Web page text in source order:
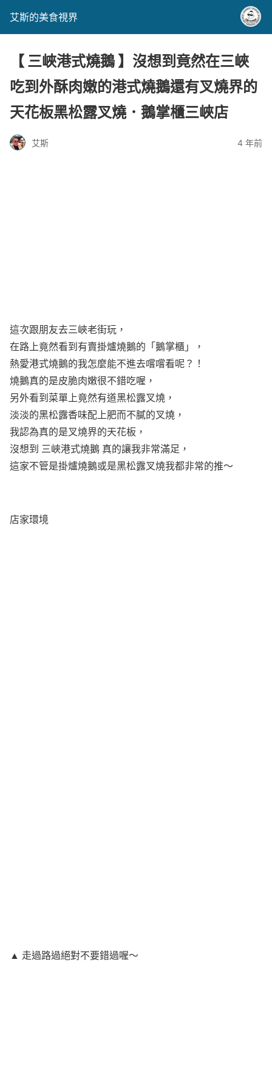
艾斯的美食視界
【 三峽港式燒鵝 】沒想到竟然在三峽
吃到外酥肉嫩的港式燒鵝還有叉燒界的
天花板黑松露叉燒．鵝掌櫃三峽店
艾斯 4 年前
這次跟朋友去三峽老街玩，
在路上竟然看到有賣掛爐燒鵝的「鵝掌櫃」，
熱愛港式燒鵝的我怎麼能不進去嚐嚐看呢？！
燒鵝真的是皮脆肉嫩很不錯吃喔，
另外看到菜單上竟然有道黑松露叉燒，
淡淡的黑松露香味配上肥而不膩的叉燒，
我認為真的是叉燒界的天花板，
沒想到 三峽港式燒鵝 真的讓我非常滿足，
這家不管是掛爐燒鵝或是黑松露叉燒我都非常的推～
店家環境
▲ 走過路過絕對不要錯過喔～